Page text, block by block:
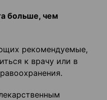
больше, чем
рекомендуемые,
к врачу или в